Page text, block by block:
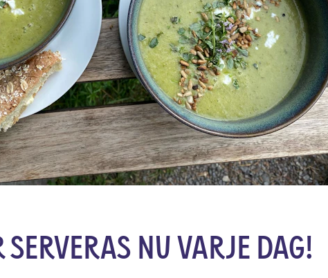
nu varje dag!